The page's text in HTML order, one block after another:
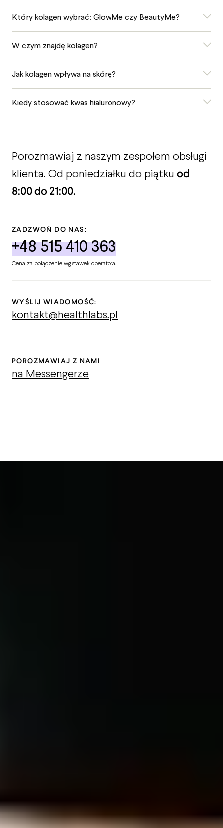
Który kolagen wybrać: GlowMe czy BeautyMe?
W czym znajdę kolagen?
Jak kolagen wpływa na skórę?
Kiedy stosować kwas hialuronowy?
Porozmawiaj z naszym zespołem obsługi
klienta. Od poniedziałku do piątku od
8:00 do 21:00.
ZADZWOŃ DO NAS:
+48 515 410 363
Cena za połączenie wg stawek operatora.
WYŚLIJ WIADOMOŚĆ:
kontakt@healthlabs.pl
POROZMAWIAJ Z NAMI
na Messengerze